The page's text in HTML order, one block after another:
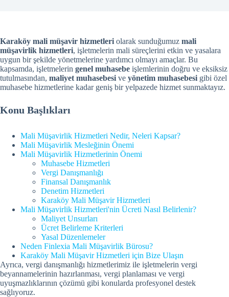
Karaköy mali müşavir hizmetleri olarak sunduğumuz mali
müşavirlik hizmetleri, işletmelerin mali süreçlerini etkin ve yasalara
uygun bir şekilde yönetmelerine yardımcı olmayı amaçlar. Bu
kapsamda, işletmelerin genel muhasebe işlemlerinin doğru ve eksiksiz
tutulmasından, maliyet muhasebesi ve yönetim muhasebesi gibi özel
muhasebe hizmetlerine kadar geniş bir yelpazede hizmet sunmaktayız.
Konu Başlıkları
Mali Müşavirlik Hizmetleri Nedir, Neleri Kapsar?
Mali Müşavirlik Mesleğinin Önemi
Mali Müşavirlik Hizmetlerinin Önemi
Muhasebe Hizmetleri
Vergi Danışmanlığı
Finansal Danışmanlık
Denetim Hizmetleri
Karaköy Mali Müşavir Hizmetleri
Mali Müşavirlik Hizmetleri'nin Ücreti Nasıl Belirlenir?
Maliyet Unsurları
Ücret Belirleme Kriterleri
Yasal Düzenlemeler
Neden Finlexia Mali Müşavirlik Bürosu?
Karaköy Mali Müşavir Hizmetleri için Bize Ulaşın
Ayrıca, vergi danışmanlığı hizmetlerimiz ile işletmelerin vergi
beyannamelerinin hazırlanması, vergi planlaması ve vergi
uyuşmazlıklarının çözümü gibi konularda profesyonel destek
sağlıyoruz.